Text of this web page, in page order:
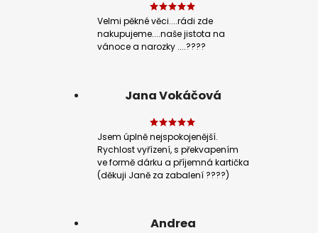
Velmi pěkné věci....rádi zde
nakupujeme....naše jistota na
vánoce a narozky ....????
Jana Vokáčová
Jsem úplně nejspokojenější.
Rychlost vyřízení, s překvapením
ve formě dárku a příjemná kartička
(děkuji Janě za zabalení ????)
Andrea